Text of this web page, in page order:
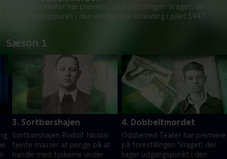
Odsherred Teater har premiere på forestillingen 'Vraget', der
tager udgangspunkt i den dramatiske stranding i julen 1947.
Sæson 1
3. Sortbørshajen
Sortbørshajen Rudolf Nicolai
tjente masser af penge på at
handle med tyskerne under
4. Dobbeltmordet
Odsherred Teater har premiere
på forestillingen 'Vraget', der
tager udgangspunkt i den